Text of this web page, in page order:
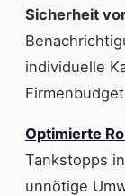
Sicherheit
individuelle
Optimierte
Tankstopps
unnötige